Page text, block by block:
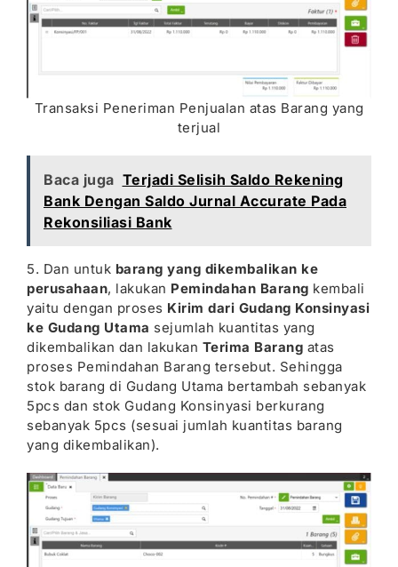
Transaksi Peneriman Penjualan atas Barang yang
terjual
Baca juga Terjadi Selisih Saldo Rekening
Bank Dengan Saldo Jurnal Accurate Pada
Rekonsiliasi Bank
5. Dan untuk barang yang dikembalikan ke
perusahaan, lakukan Pemindahan Barang kembali
yaitu dengan proses Kirim dari Gudang Konsinyasi
ke Gudang Utama sejumlah kuantitas yang
dikembalikan dan lakukan Terima Barang atas
proses Pemindahan Barang tersebut. Sehingga
stok barang di Gudang Utama bertambah sebanyak
5pcs dan stok Gudang Konsinyasi berkurang
sebanyak 5pcs (sesuai jumlah kuantitas barang
yang dikembalikan).